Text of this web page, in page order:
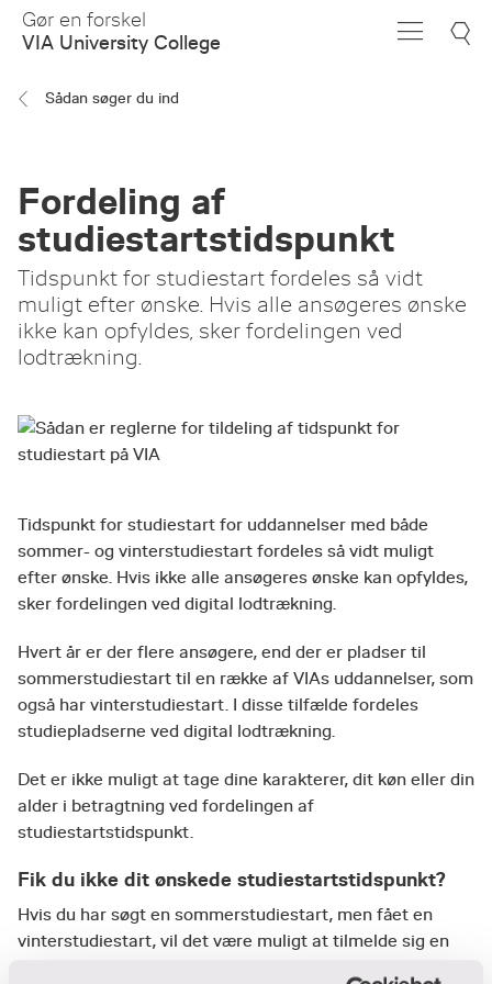
Skip
Main
Gør en forskel
VIA University College
Sådan søger du ind
Fordeling af
studiestartstidspunkt
Tidspunkt for studiestart fordeles så vidt
muligt efter ønske. Hvis alle ansøgeres ønske
ikke kan opfyldes, sker fordelingen ved
lodtrækning.
Tidspunkt for studiestart for uddannelser med både
sommer- og vinterstudiestart fordeles så vidt muligt
efter ønske. Hvis ikke alle ansøgeres ønske kan opfyldes,
sker fordelingen ved digital lodtrækning.
Hvert år er der flere ansøgere, end der er pladser til
sommerstudiestart til en række af VIAs uddannelser, som
også har vinterstudiestart. I disse tilfælde fordeles
studiepladserne ved digital lodtrækning.
Det er ikke muligt at tage dine karakterer, dit køn eller din
alder i betragtning ved fordelingen af
studiestartstidspunkt.
Fik du ikke dit ønskede studiestartstidspunkt?
Hvis du har søgt en sommerstudiestart, men fået en
vinterstudiestart, vil det være muligt at tilmelde sig en